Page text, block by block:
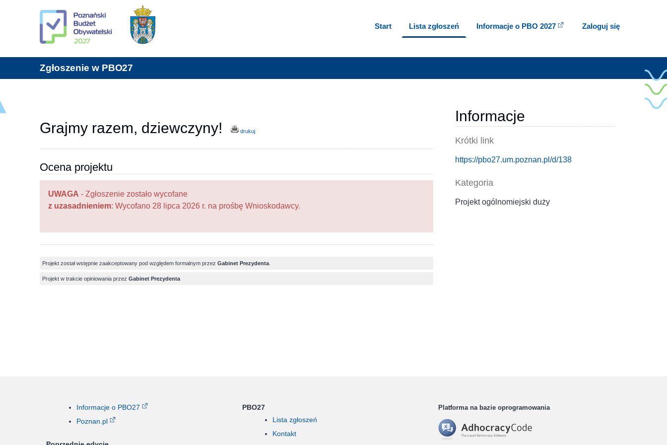
Start Lista zgłoszeń Informacje o PBO 2027 Zaloguj się
Zgłoszenie w PBO27
Grajmy razem, dziewczyny! drukuj
Ocena projektu
UWAGA - Zgłoszenie zostało wycofane
z uzasadnieniem: Wycofano 28 lipca 2026 r. na prośbę Wnioskodawcy.
Projekt został wstępnie zaakceptowany pod względem formalnym przez Gabinet Prezydenta
Projekt w trakcie opiniowania przez Gabinet Prezydenta
Informacje
Krótki link
https://pbo27.um.poznan.pl/d/138
Kategoria
Projekt ogólnomiejski duży
Informacje o PBO27
Poznan.pl
PBO27
Lista zgłoszeń
Kontakt
Platforma na bazie oprogramowania